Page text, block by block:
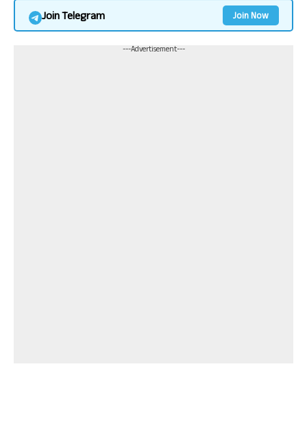
Join Telegram Join Now
---Advertisement---